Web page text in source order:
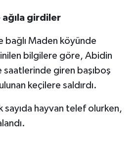
girdiler
bağlı Maden köyünde
bilgilere göre, Abidin
saatlerinde giren başıboş
keçilere saldırdı.
sayıda hayvan telef olurken,